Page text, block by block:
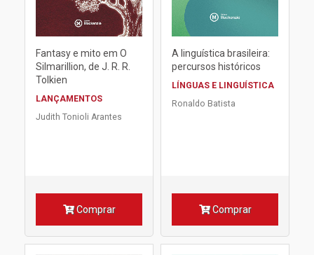
Fantasy e mito em O
Silmarillion, de J. R. R.
Tolkien
LANÇAMENTOS
Judith Tonioli Arantes
Comprar
A linguística brasileira:
percursos históricos
LÍNGUAS E LINGUÍSTICA
Ronaldo Batista
Comprar